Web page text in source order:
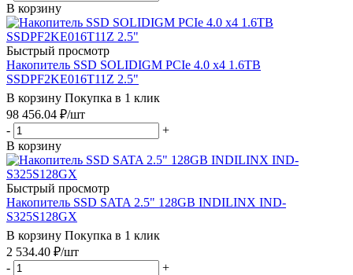
В корзину
Быстрый просмотр
Накопитель SSD SOLIDIGM PCIe 4.0 x4 1.6TB
SSDPF2KE016T11Z 2.5"
В корзину Покупка в 1 клик
98 456.04 ₽/шт
-
+
В корзину
Быстрый просмотр
Накопитель SSD SATA 2.5" 128GB INDILINX IND-
S325S128GX
В корзину Покупка в 1 клик
2 534.40 ₽/шт
-
+